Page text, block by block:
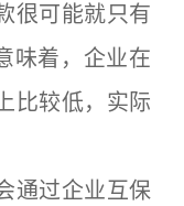
很可能就只有
味着，企业在
比较低，实际
通过企业互保